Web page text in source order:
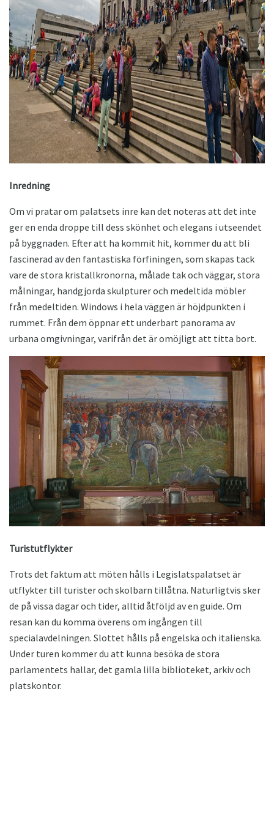
ad
Inredning
Om vi ​​pratar om palatsets inre kan det noteras att det inte
ger en enda droppe till dess skönhet och elegans i utseendet
på byggnaden. Efter att ha kommit hit, kommer du att bli
fascinerad av den fantastiska förfiningen, som skapas tack
vare de stora kristallkronorna, målade tak och väggar, stora
målningar, handgjorda skulpturer och medeltida möbler
från medeltiden. Windows i hela väggen är höjdpunkten i
rummet. Från dem öppnar ett underbart panorama av
urbana omgivningar, varifrån det är omöjligt att titta bort.
Turistutflykter
Trots det faktum att möten hålls i Legislatspalatset är
utflykter till turister och skolbarn tillåtna. Naturligtvis sker
de på vissa dagar och tider, alltid åtföljd av en guide. Om
resan kan du komma överens om ingången till
specialavdelningen. Slottet hålls på engelska och italienska.
Under turen kommer du att kunna besöka de stora
parlamentets hallar, det gamla lilla biblioteket, arkiv och
platskontor.